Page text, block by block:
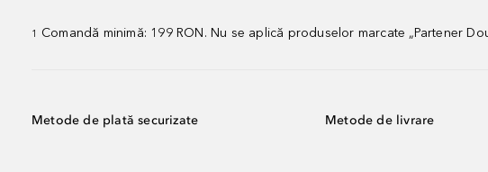
1 Comandă minimă: 199 RON. Nu se aplică produselor marcate „Partener
Metode de plată securizate Metode de livrare